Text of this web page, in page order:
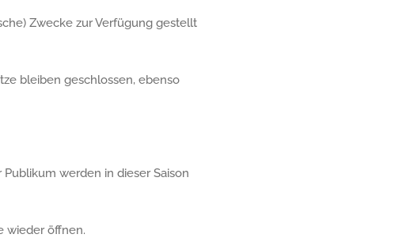
Zwecke zur Verfügung gestellt
bleiben geschlossen, ebenso
werden in dieser Saison
wieder öffnen.